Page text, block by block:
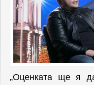
„Оценката ще я